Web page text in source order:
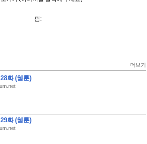
펌:
더보기
화 (웹툰)
화 (웹툰)